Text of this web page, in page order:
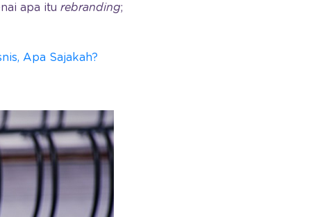
apa itu rebranding;
Apa Sajakah?